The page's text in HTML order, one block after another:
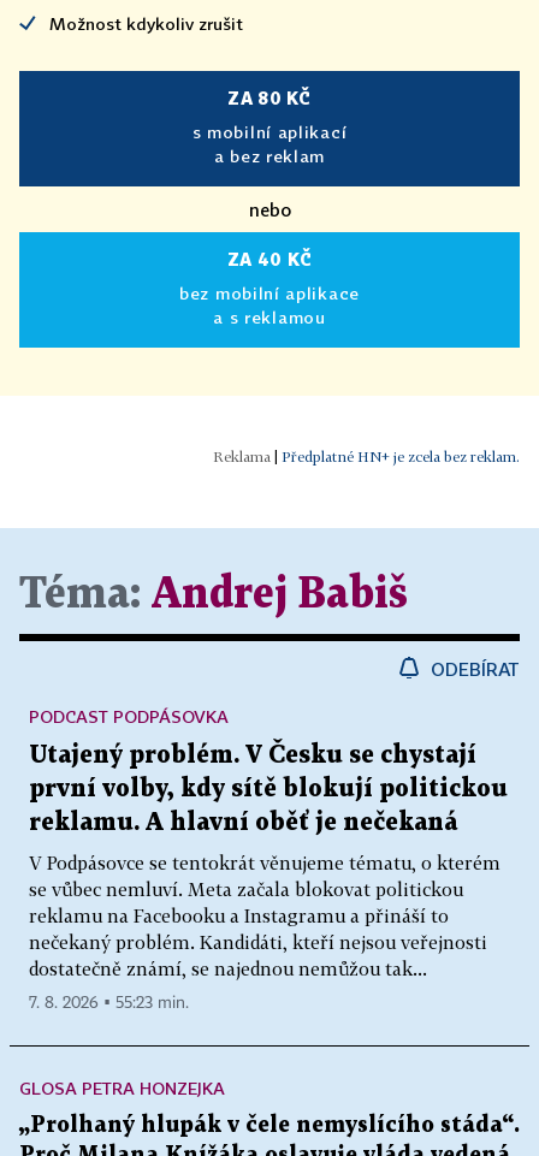
Možnost kdykoliv zrušit
ZA 80 KČ
s mobilní aplikací
a bez reklam
nebo
ZA 40 KČ
bez mobilní aplikace
a s reklamou
Předplatné HN+ je zcela bez reklam.
Téma: Andrej Babiš
ODEBÍRAT
Utajený problém. V Česku se chystají
první volby, kdy sítě blokují politickou
reklamu. A hlavní oběť je nečekaná
V Podpásovce se tentokrát věnujeme tématu, o kterém
se vůbec nemluví. Meta začala blokovat politickou
reklamu na Facebooku a Instagramu a přináší to
nečekaný problém. Kandidáti, kteří nejsou veřejnosti
dostatečně známí, se najednou nemůžou tak...
PODCAST PODPÁSOVKA
7. 8. 2026 ▪ 55:23 min.
GLOSA PETRA HONZEJKA
„Prolhaný hlupák v čele nemyslícího stáda“.